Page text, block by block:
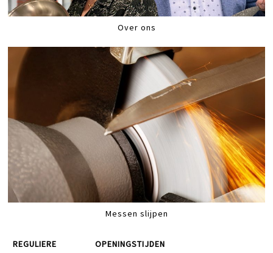
Over ons
Messen slijpen
REGULIERE OPENINGSTIJDEN